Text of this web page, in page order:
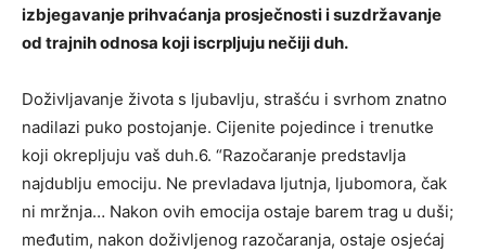
izbjegavanje prihvaćanja prosječnosti i suzdržavanje
od trajnih odnosa koji iscrpljuju nečiji duh.
Doživljavanje života s ljubavlju, strašću i svrhom znatno
nadilazi puko postojanje. Cijenite pojedince i trenutke
koji okrepljuju vaš duh.6. “Razočaranje predstavlja
najdublju emociju. Ne prevladava ljutnja, ljubomora, čak
ni mržnja… Nakon ovih emocija ostaje barem trag u duši;
međutim, nakon doživljenog razočaranja, ostaje osjećaj